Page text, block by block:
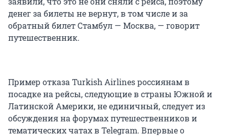
денег за билеты не вернут, в том числе и за
обратный билет Стамбул — Москва, — говорит
путешественник.
Пример отказа Turkish Airlines россиянам в
посадке на рейсы, следующие в страны Южной и
Латинской Америки, не единичный, следует из
обсуждения на форумах путешественников и
тематических чатах в Telegram. Впервые о